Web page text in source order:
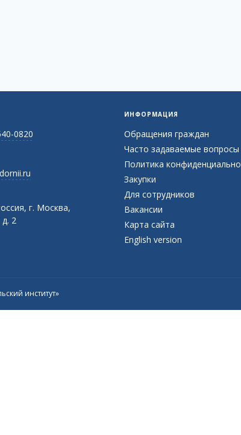
0820
г. Москва,
2
ИНФОРМАЦИЯ
Обращения граждан
Часто задаваемые вопросы
Политика
Закупки
Для сотрудников
Вакансии
Карта сайта
English version
институт»